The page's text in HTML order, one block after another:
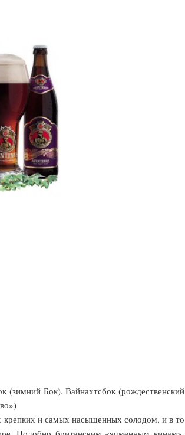
(зимний Бок), Вайнахтсбок (рождественский
крепких и самых насыщенных солодом, и в то